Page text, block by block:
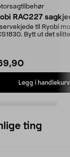
RAC227
til Ryobi
Bytt ut det
Legg i handlekurv
ting